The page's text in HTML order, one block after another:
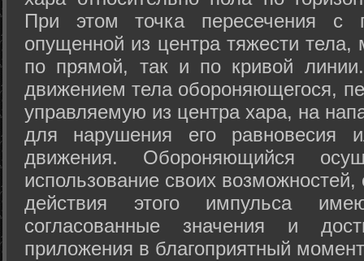
При этом точка пересечения с
опущенной из центра тяжести
по прямой, так и по кривой
движением тела обороняющегося,
управляемую из центра хара, на
для нарушения его равновесия
движения. Обороняющийся
использование своих
действия этого импульса
согласованные значения и
приложения в благоприятный